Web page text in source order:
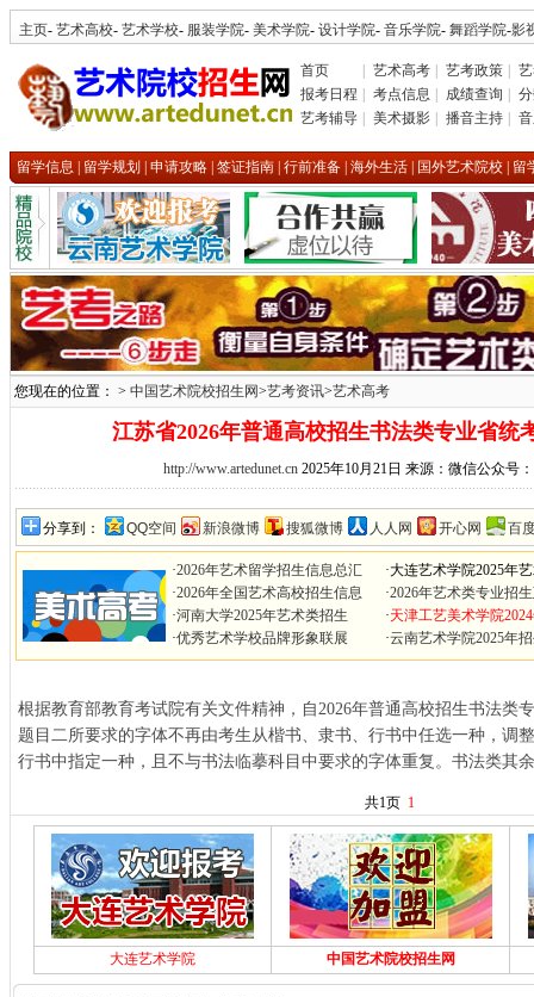
主页- 艺术高校- 艺术学校- 服装学院- 美术学院- 设计学院- 音乐学院- 舞蹈学院-影
首页 艺术高考 艺考政策
报考日程
考点信息 成绩查询
艺考辅导
美术摄影 播音主持
留学信息 留学规划 申请攻略 签证指南 行前准备 海外生活 国外艺术院校 留
您现在的位置： > 中国艺术院校招生网>艺考资讯>艺术高考
江苏省2026年普通高校招生书法类专业省统
http://www.artedunet.cn2025年10月21日 来源：微信公众号
分享到： QQ空间 新浪微博 搜狐微博 人人网 开心网 百
·2026年艺术留学招生信息总汇
·2026年全国艺术高校招生信息
·河南大学2025年艺术类招生
·优秀艺术学校品牌形象联展
·大连艺术学院2025年
·2026年艺术类专业招
·天津工艺美术学院
·云南艺术学院2025年
根据教育部教育考试院有关文件精神，自2026年普通高校招生书法类
题目二所要求的字体不再由考生从楷书、隶书、行书中任选一种，调
行书中指定一种，且不与书法临摹科目中要求的字体重复。书法类其
共1页 1
大连艺术学院 中国艺术院校招生网